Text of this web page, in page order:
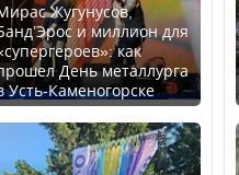
төменгі жалақы,
экология: жеті
сайлаушылармен
талқылап жатыр?
Жугунусов,
и миллион для
как
День металлурга
Усть-Каменогорске